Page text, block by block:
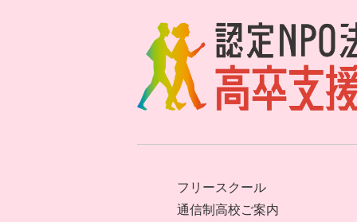
フリースクール
通信制高校ご案内